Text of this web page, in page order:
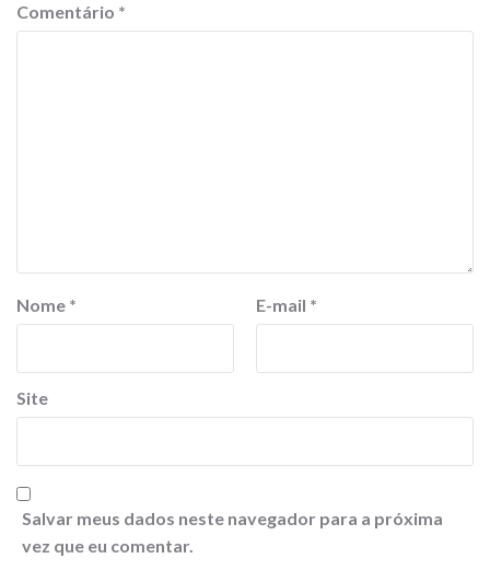
Comentário *
Nome * E-mail *
Site
Salvar meus dados neste navegador para a próxima
vez que eu comentar.